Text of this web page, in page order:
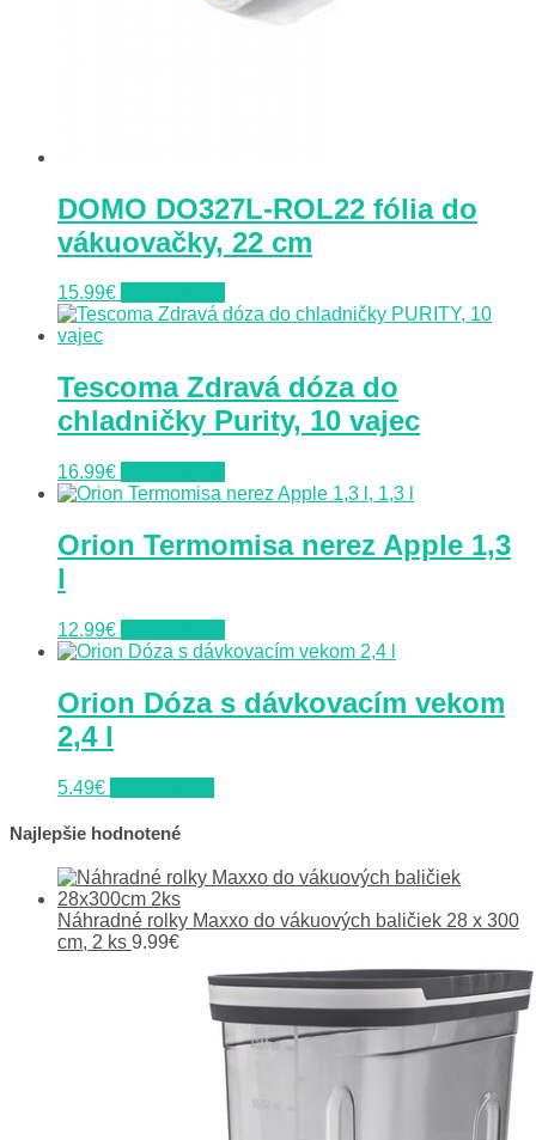
DOMO DO327L-ROL22 fólia do
vákuovačky, 22 cm
15.99€
Tescoma Zdravá dóza do
chladničky Purity, 10 vajec
16.99€
Orion Termomisa nerez Apple 1,3
l
12.99€
Orion Dóza s dávkovacím vekom
2,4 l
5.49€
Najlepšie hodnotené
Náhradné rolky Maxxo do vákuových baličiek 28 x 300
cm, 2 ks 9.99€